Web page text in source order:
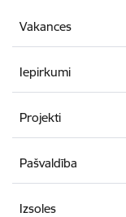
Vakances
Iepirkumi
Projekti
Pašvaldība
Izsoles